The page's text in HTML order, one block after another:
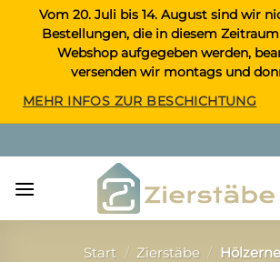
Inhalt
springen
Vom 20. Juli bis 14. August sind wir
Bestellungen, die in diesem
Webshop aufgegeben werden,
versenden wir montags und
MEHR INFOS ZUR BESCHICHTUNG
Start / Zierstäbe /